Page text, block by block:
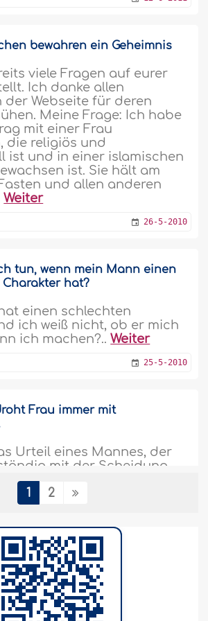
bewahren ein Geheimnis
viele Fragen auf eurer
Ich danke allen
Webseite für deren
Meine Frage: Ich habe
mit einer Frau
die religiös und
ist und in einer islamischen
ist. Sie hält am
und allen anderen
Weiter
26-5-2010
tun, wenn mein Mann einen
hat?
einen schlechten
ich weiß nicht, ob er mich
ich machen?..Weiter
25-5-2010
Frau immer mit
Urteil eines Mannes, der
mit der Scheidung
nach einem oder zwei
ruft? Dazu kommt noch,
nicht um seine Frau und
bei tiefverwurzelter
1 2